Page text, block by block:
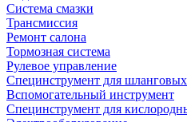
Система смазки
Трансмиссия
Ремонт салона
Тормозная система
Рулевое управление
Специнструмент для
Вспомогательный инструмент
Специнструмент для